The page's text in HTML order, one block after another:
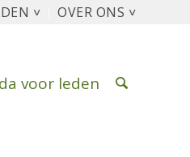
˅ OVER ONS ˅
voor leden